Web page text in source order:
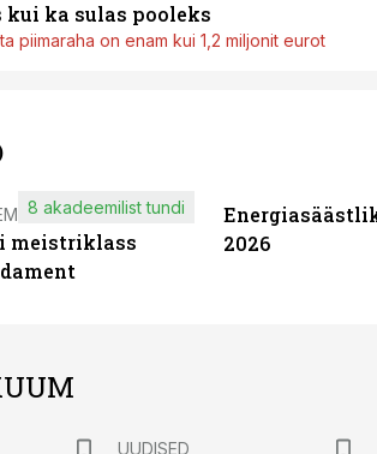
ka sulas pooleks
piimaraha on enam kui 1,2 miljonit eurot
meistriklass
8 akadeemilist tundi
2026
UUDISED